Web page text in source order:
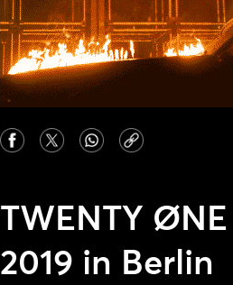
TWENTY
2019 in Berlin